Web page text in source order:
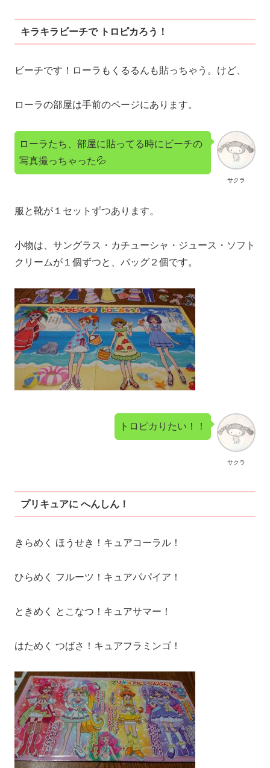
キラキラビーチで トロピカろう！
ビーチです！ローラもくるるんも貼っちゃう。けど、
ローラの部屋は手前のページにあります。
サクラ
ローラたち、部屋に貼ってる時にビーチの
写真撮っちゃった💦
服と靴が１セットずつあります。
小物は、サングラス・カチューシャ・ジュース・ソフト
クリームが１個ずつと、バッグ２個です。
サクラ
トロピカりたい！！
プリキュアに へんしん！
きらめく ほうせき！キュアコーラル！
ひらめく フルーツ！キュアパパイア！
ときめく とこなつ！キュアサマー！
はためく つばさ！キュアフラミンゴ！